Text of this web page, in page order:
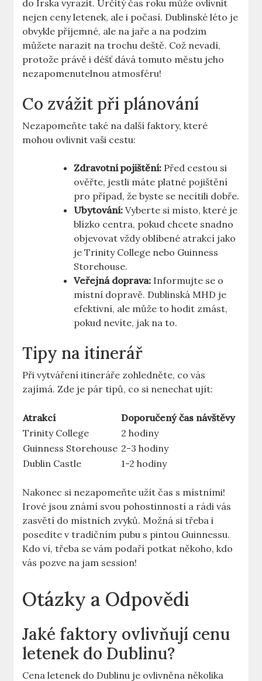
do Irska vyrazit. Určitý čas roku může ovlivnit
nejen ceny letenek, ale i počasí. Dublinské léto je
obvykle příjemné, ale na jaře a na podzim
můžete narazit na trochu deště. Což nevadí,
protože právě i déšť dává tomuto městu jeho
nezapomenutelnou atmosféru!
Co zvážit při plánování
Nezapomeňte také na další faktory, které
mohou ovlivnit vaši cestu:
Zdravotní pojištění: Před cestou si
ověřte, jestli máte platné pojištění
pro případ, že byste se necítili dobře.
Ubytování: Vyberte si místo, které je
blízko centra, pokud chcete snadno
objevovat vždy oblíbené atrakcí jako
je Trinity College nebo Guinness
Storehouse.
Veřejná doprava: Informujte se o
místní dopravě. Dublinská MHD je
efektivní, ale může to hodit zmást,
pokud nevíte, jak na to.
Tipy na itinerář
Při vytváření itineráře zohledněte, co vás
zajímá. Zde je pár tipů, co si nenechat ujít:
Atrakcí
Doporučený čas návštěvy
Trinity College
2 hodiny
Guinness Storehouse 2-3 hodiny
Dublin Castle
1-2 hodiny
Nakonec si nezapomeňte užít čas s místními!
Irové jsou známí svou pohostinností a rádi vás
zasvětí do místních zvyků. Možná si třeba i
posedíte v tradičním pubu s pintou Guinnessu.
Kdo ví, třeba se vám podaří potkat někoho, kdo
vás pozve na jam session!
Otázky a Odpovědi
Jaké faktory ovlivňují cenu
letenek do Dublinu?
Cena letenek do Dublinu je ovlivněna několika